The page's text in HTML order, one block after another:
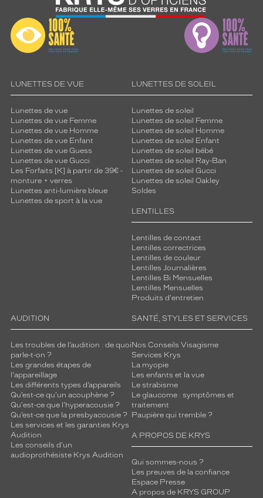
LUNETTES DE VUE
Lunettes de vue
Lunettes de vue Femme
Lunettes de vue Homme
Lunettes de vue Enfant
Lunettes de vue Guess
Lunettes de vue Gucci
Les Forfaits [K] à partir de 39€ -
monture + verres
Lunettes anti-lumière bleue
Lunettes de sport à la vue
LUNETTES DE SOLEIL
Lunettes de soleil
Lunettes de soleil Femme
Lunettes de soleil Homme
Lunettes de soleil Enfant
Lunettes de soleil bébé
Lunettes de soleil Ray-Ban
Lunettes de soleil Gucci
Lunettes de soleil Oakley
Soldes
LENTILLES
Lentilles de contact
Lentilles correctrices
Lentilles de couleur
Lentilles Journalières
Lentilles Bi Mensuelles
Lentilles Mensuelles
Produits d'entretien
AUDITION
Les troubles de l’audition : de quoi
parle-t-on ?
Les grandes étapes de
l'appareillage
Les différents types d’appareils
Qu’est-ce qu'un acouphène ?
Qu'est-ce que l'hyperacousie ?
Qu’est-ce que la presbyacousie ?
Les services et les garanties Krys
Audition
Les conseils d'un
audioprothésiste Krys Audition
SANTÉ, STYLES ET SERVICES
Nos Conseils Visagisme
Services Krys
La myopie
Les enfants et la vue
Le strabisme
Le glaucome : symptômes et
traitement
Paupière qui tremble ?
A PROPOS DE KRYS
Qui sommes-nous ?
Les preuves de la confiance
Espace Presse
A propos de KRYS GROUP